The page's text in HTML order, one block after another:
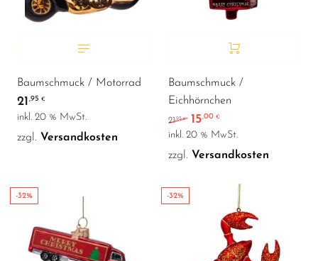
Baumschmuck / Motorrad
21 ,95 €
inkl. 20 % MwSt.
zzgl. Versandkosten
Baumschmuck /
Eichhörnchen
21,95€ Ursprünglicher Preis
15,00€
inkl. 20 % MwSt.
zzgl. Versandkosten
-32% -32%